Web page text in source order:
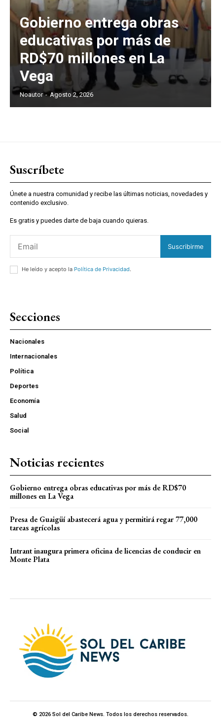
Gobierno entrega obras
educativas por más de
RD$70 millones en La
Vega
Noautor - Agosto 2, 2026
Suscríbete
Únete a nuestra comunidad y recibe las últimas noticias, novedades y
contenido exclusivo.
Es gratis y puedes darte de baja cuando quieras.
Suscribirme
He leído y acepto la Política de Privacidad.
Secciones
Nacionales
Internacionales
Política
Deportes
Economía
Salud
Social
Noticias recientes
Gobierno entrega obras educativas por más de RD$70
millones en La Vega
Presa de Guaigüí abastecerá agua y permitirá regar 77,000
tareas agrícolas
Intrant inaugura primera oficina de licencias de conducir en
Monte Plata
© 2026 Sol del Caribe News. Todos los derechos reservados.